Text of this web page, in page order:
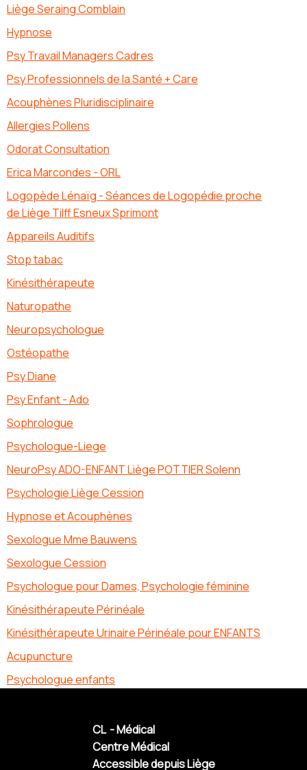
Liège Seraing Comblain
Hypnose
Psy Travail Managers Cadres
Psy Professionnels de la Santé + Care
Acouphènes Pluridisciplinaire
Allergies Pollens
Odorat Consultation
Erica Marcondes - ORL
Logopède Lénaïg - Séances de Logopédie proche
de Liège Tilff Esneux Sprimont
Appareils Auditifs
Stop tabac
Kinésithérapeute
Naturopathe
Neuropsychologue
Ostéopathe
Psy Diane
Psy Enfant - Ado
Sophrologue
Psychologue-Liege
NeuroPsy ADO-ENFANT Liège POTTIER Solenn
Psychologie Liège Cession
Hypnose et Acouphènes
Sexologue Mme Bauwens
Sexologue Cession
Psychologue pour Dames, Psychologie féminine
Kinésithérapeute Périnéale
Kinésithérapeute Urinaire Périnéale pour ENFANTS
Acupuncture
Psychologue enfants
CL - Médical
Centre Médical
Accessible depuis Liège